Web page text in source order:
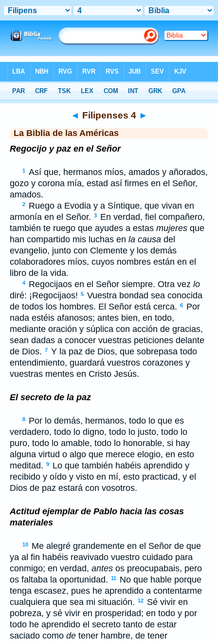
>LBLA > Filipenses 4
◄ Filipenses 4 ►
La Biblia de las Américas
Regocijo y paz en el Señor
1 Así que, hermanos míos, amados y añorados,
gozo y corona mía, estad así firmes en el Señor,
amados.
2
Ruego a Evodia y a Síntique, que vivan en
armonía en el Señor. 3
En verdad, fiel compañero,
también te ruego que ayudes a estas mujeres que
han compartido mis luchas en la causa del
evangelio, junto con Clemente y los demás
colaboradores míos, cuyos nombres están en el
libro de la vida.
4 Regocijaos en el Señor siempre. Otra vez lo
diré: ¡Regocijaos! 5 Vuestra bondad sea conocida
de todos los hombres. El Señor está cerca. 6
Por
nada estéis afanosos; antes bien, en todo,
mediante oración y súplica con acción de gracias,
sean dadas a conocer vuestras peticiones delante
de Dios. 7 Y la paz de Dios, que sobrepasa todo
entendimiento, guardará vuestros corazones y
vuestras mentes en Cristo Jesús.
El secreto de la paz
8
Por lo demás, hermanos, todo lo que es
verdadero, todo lo digno, todo lo justo, todo lo
puro, todo lo amable, todo lo honorable, si hay
alguna virtud o algo que merece elogio, en esto
meditad. 9
Lo que también habéis aprendido y
recibido y oído y visto en mí, esto practicad, y el
Dios de paz estará con vosotros.
Actitud ejemplar de Pablo hacia las cosas
materiales
10
Me alegré grandemente en el Señor de que
ya al fin habéis reavivado vuestro cuidado para
conmigo; en verdad, antes os preocupabais, pero
os faltaba la oportunidad. 11
No que hable porque
tenga escasez, pues he aprendido a contentarme
cualquiera que sea mi situación. 12
Sé vivir en
pobreza, y sé vivir en prosperidad; en todo y por
todo he aprendido el secreto tanto de estar
saciado como de tener hambre, de tener